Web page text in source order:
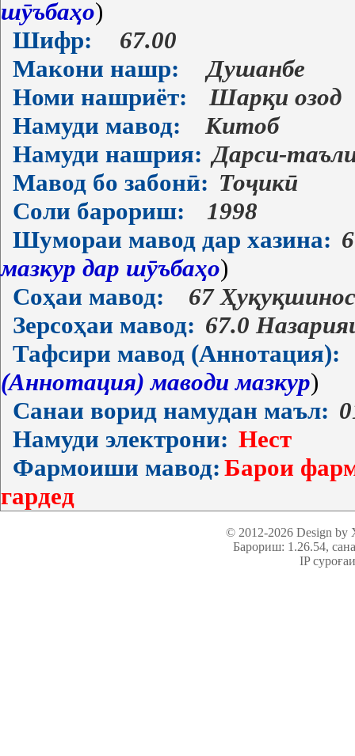
шӯъбаҳо)
Шифр:
67.00
Макони нашр:
Душанбе
Номи нашриёт:
Шарқи озод
Намуди мавод:
Китоб
Намуди нашрия: Дарси-
Мавод бо забонӣ: Тоҷикӣ
Соли барориш:
1998
Шумораи мавод дар хазина:
мазкур дар шӯъбаҳо)
Соҳаи мавод:
67
Зерсоҳаи мавод: 67.0
Тафсири мавод (Аннотация):
(Аннотация) маводи мазкур)
Санаи ворид намудан маъл:
Намуди электрони: Нест
Фармоиши мавод: Барои
гардед
© 2012-2026 Design
Барориш: 1.26.54,
IP